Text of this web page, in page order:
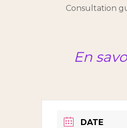
Consultation
En
DATE